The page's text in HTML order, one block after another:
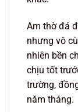
Am thờ đá
nhưng vô
nhiên bền
chịu tốt
trường,
năm tháng.